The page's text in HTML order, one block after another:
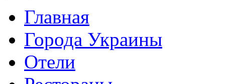
Главная
Города Украины
Отели